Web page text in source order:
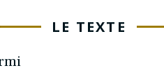
LE TEXTE